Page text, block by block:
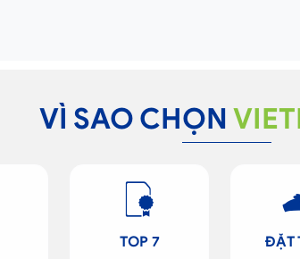
VÌ SAO CHỌN
TOP 7 ĐẶT